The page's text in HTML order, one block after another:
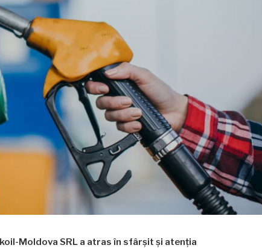
Moldova SRL a atras în sfârșit și atenția